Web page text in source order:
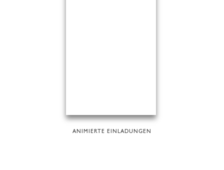
ANIMIERTE EINLADUNGEN